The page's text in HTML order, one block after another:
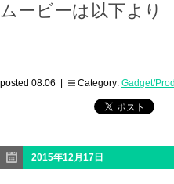
ムービーは以下より
posted 08:06 | Category: Gadget/
2015年12月17日